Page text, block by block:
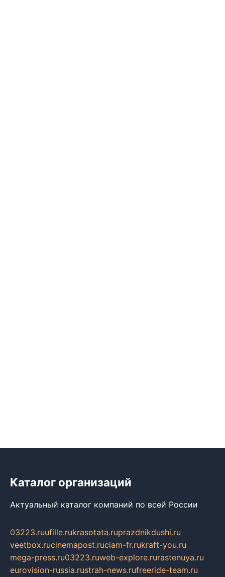
Каталог организаций
Актуальный каталог компаний по всей России
03223.ruufille.rukrasotata.ruprazdnikdushi.ru
veetbox.rucinemapost.ruciam-fr.rukraft-you.ru
mega-press.ru03223.ruweb-explore.rurastenuya.ru
eurovision-russia.rustrah-news.rufreeride-team.ru